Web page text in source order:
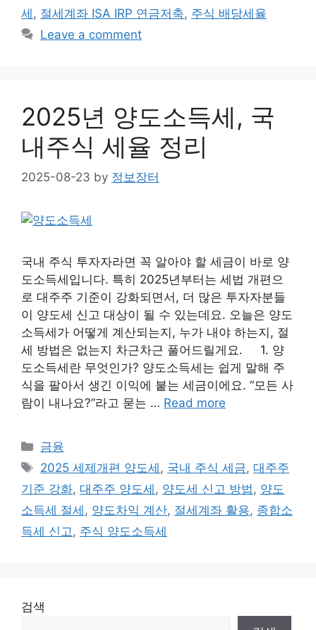
세 , 절세계좌 ISA IRP 연금저축, 주식 배당세율
Leave a comment
2025년 양도소득세, 국
내주식 세율 정리
2025-08-23 by 정보장터
국내 주식 투자자라면 꼭 알아야 할 세금이 바로 양
도소득세입니다. 특히 2025년부터는 세법 개편으
로 대주주 기준이 강화되면서, 더 많은 투자자분들
이 양도세 신고 대상이 될 수 있는데요. 오늘은 양도
소득세가 어떻게 계산되는지, 누가 내야 하는지, 절
세 방법은 없는지 차근차근 풀어드릴게요. 1. 양
도소득세란 무엇인가? 양도소득세는 쉽게 말해 주
식을 팔아서 생긴 이익에 붙는 세금이에요. “모든 사
람이 내나요?”라고 묻는 … Read more
Categories
금융
Tags
2025 세제개편 양도세 , 국내 주식 세금,대주주
기준 강화, 대주주 양도세 , 양도세 신고 방법, 양도
소득세 절세 , 양도차익 계산, 절세계좌 활용, 종합소
득세 신고, 주식 양도소득세
검색